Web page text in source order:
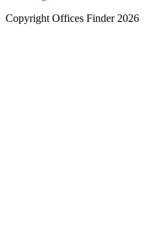
Copyright Offices Finder 2026